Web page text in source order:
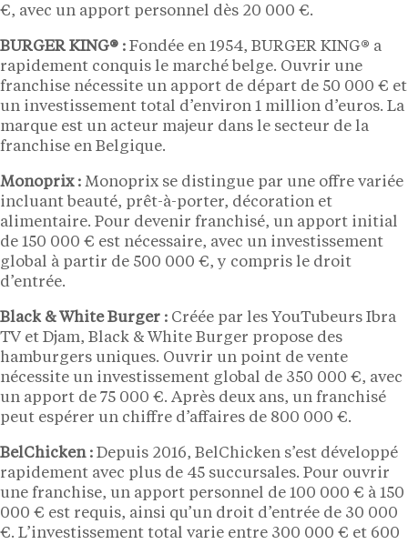
€, avec un apport personnel dès 20 000 €.
BURGER KING® : Fondée en 1954, BURGER KING® a
rapidement conquis le marché belge. Ouvrir une
franchise nécessite un apport de départ de 50 000 € et
un investissement total d’environ 1 million d’euros. La
marque est un acteur majeur dans le secteur de la
franchise en Belgique.
Monoprix : Monoprix se distingue par une offre variée
incluant beauté, prêt-à-porter, décoration et
alimentaire. Pour devenir franchisé, un apport initial
de 150 000 € est nécessaire, avec un investissement
global à partir de 500 000 €, y compris le droit
d’entrée.
Black & White Burger : Créée par les YouTubeurs Ibra
TV et Djam, Black & White Burger propose des
hamburgers uniques. Ouvrir un point de vente
nécessite un investissement global de 350 000 €, avec
un apport de 75 000 €. Après deux ans, un franchisé
peut espérer un chiffre d’affaires de 800 000 €.
BelChicken : Depuis 2016, BelChicken s’est développé
rapidement avec plus de 45 succursales. Pour ouvrir
une franchise, un apport personnel de 100 000 € à 150
000 € est requis, ainsi qu’un droit d’entrée de 30 000
€. L’investissement total varie entre 300 000 € et 600